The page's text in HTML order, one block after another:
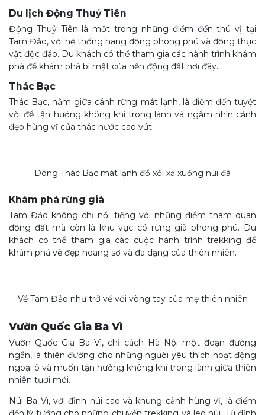
Du lịch Động Thuỷ Tiên
Động Thuỷ Tiên là một trong những điểm đến thú vị tại
Tam Đảo, với hệ thống hang động phong phú và động thực
vật độc đáo. Du khách có thể tham gia các hành trình khám
phá để khám phá bí mật của nền động đất nơi đây.
Thác Bạc
Thác Bạc, nằm giữa cánh rừng mát lạnh, là điểm đến tuyệt
vời để tận hưởng không khí trong lành và ngắm nhìn cảnh
đẹp hùng vĩ của thác nước cao vút.
Dòng Thác Bạc mát lạnh đổ xối xả xuống núi đá
Khám phá rừng già
Tam Đảo không chỉ nổi tiếng với những điểm tham quan
động đất mà còn là khu vực có rừng già phong phú. Du
khách có thể tham gia các cuộc hành trình trekking để
khám phá vẻ đẹp hoang sơ và đa dạng của thiên nhiên.
Về Tam Đảo như trở về với vòng tay của mẹ thiên nhiên
Vườn Quốc Gia Ba Vì
Vườn Quốc Gia Ba Vì, chỉ cách Hà Nội một đoạn đường
ngắn, là thiên đường cho những người yêu thích hoạt động
ngoại ô và muốn tận hưởng không khí trong lành giữa thiên
nhiên tươi mới.
Núi Ba Vì, với đỉnh núi cao và khung cảnh hùng vĩ, là điểm